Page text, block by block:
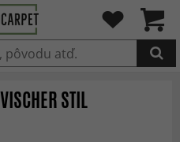
do košíkaSTIL